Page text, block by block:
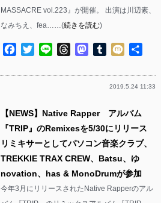
MASSACRE vol.223』が開催。 出演は川辺素、
なみちえ、fea……(続きを読む)
Facebook
TwitterLine ThreadsMastodon
Tumblr
Mixi
2019.5.24 11:33
【NEWS】Native Rapper アルバム
『TRIP』のRemixesを5/30にリリース
リミキサーとしてパソコン音楽クラブ、
TREKKIE TRAX CREW、Batsu、ゆ
novation、has & MonoDrumが参加
今年3月にリリースされたNative Rapperのアル